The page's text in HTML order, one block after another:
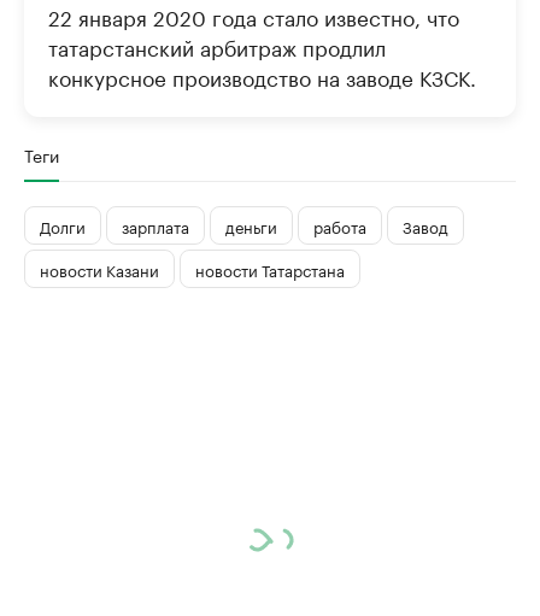
22 января 2020 года стало известно, что
татарстанский арбитраж продлил
конкурсное производство на заводе КЗСК.
Теги
Долги зарплата деньги работа
Завод
новости Казани
новости Татарстана